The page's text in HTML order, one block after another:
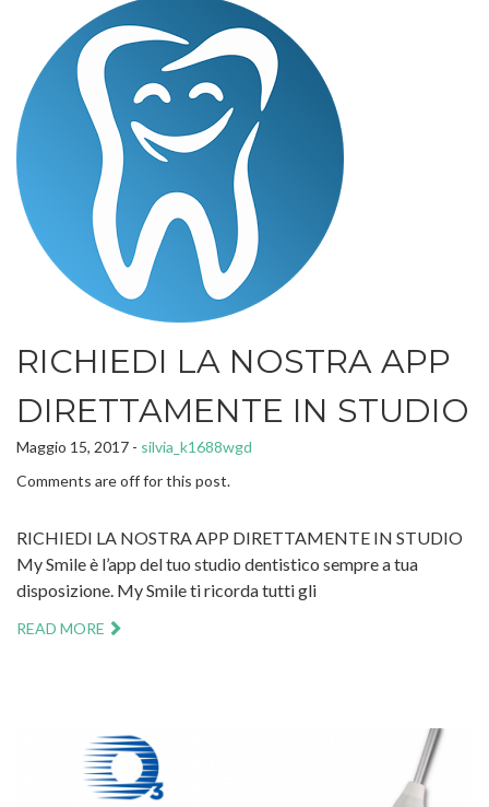
RICHIEDI LA NOSTRA APP
DIRETTAMENTE IN STUDIO
Maggio 15, 2017 - silvia_k1688wgd
Comments are off for this post.
RICHIEDI LA NOSTRA APP DIRETTAMENTE IN STUDIO
My Smile è l’app del tuo studio dentistico sempre a tua
disposizione. My Smile ti ricorda tutti gli
READ MORE